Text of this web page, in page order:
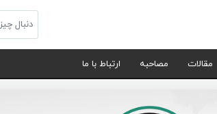
مقالات مصاحبه ارتباط با ما